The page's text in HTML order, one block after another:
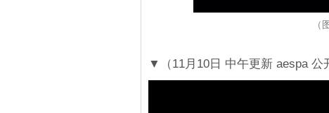
（
▼（11月10日 中午更新 aespa 公